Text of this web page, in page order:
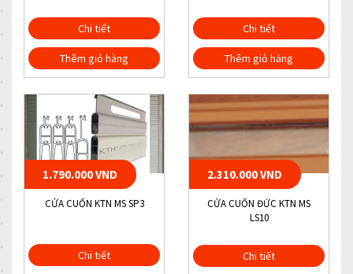
Chi tiết
Thêm giỏ hàng
Chi tiết
Thêm giỏ hàng
1.790.000 VND
CỬA CUỐN KTN MS SP3
Chi tiết
2.310.000 VND
CỬA CUỐN ĐỨC KTN MS
LS10
Chi tiết